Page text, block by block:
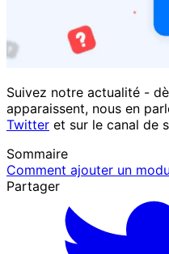
Suivez notre actualité -
apparaissent, nous en
Twitter et sur le canal de
Sommaire
Comment ajouter un
Partager